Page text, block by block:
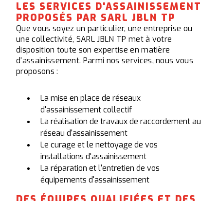
LES SERVICES D'ASSAINISSEMENT
PROPOSÉS PAR SARL JBLN TP
Que vous soyez un particulier, une entreprise ou
une collectivité, SARL JBLN TP met à votre
disposition toute son expertise en matière
d'assainissement. Parmi nos services, nous vous
proposons :
La mise en place de réseaux
d'assainissement collectif
La réalisation de travaux de raccordement au
réseau d'assainissement
Le curage et le nettoyage de vos
installations d'assainissement
La réparation et l'entretien de vos
équipements d'assainissement